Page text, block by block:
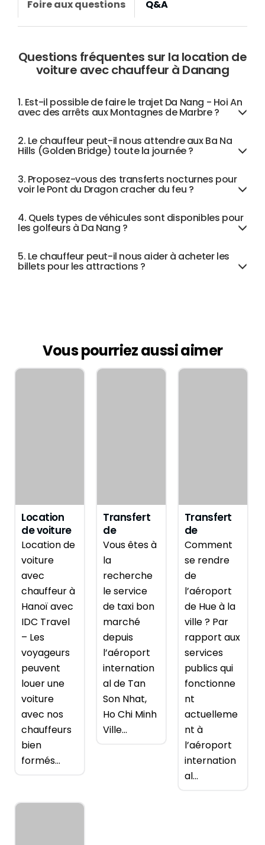
Foire aux questions Q&A
Questions fréquentes sur la location de
voiture avec chauffeur à Danang
1. Est-il possible de faire le trajet Da Nang - Hoi An
avec des arrêts aux Montagnes de Marbre ?
2. Le chauffeur peut-il nous attendre aux Ba Na
Hills (Golden Bridge) toute la journée ?
3. Proposez-vous des transferts nocturnes pour
voir le Pont du Dragon cracher du feu ?
4. Quels types de véhicules sont disponibles pour
les golfeurs à Da Nang ?
5. Le chauffeur peut-il nous aider à acheter les
billets pour les attractions ?
Vous pourriez aussi aimer
Location
de voiture
avec
chauffeur
Location de
voiture
avec
chauffeur à
Hanoï avec
IDC Travel
– Les
voyageurs
peuvent
louer une
voiture
avec nos
chauffeurs
bien
formés...
Transfert
de
l’aéroport
de Tan Son
Nhat,
Saïgon
Vous êtes à
la
recherche
le service
de taxi bon
marché
depuis
l’aéroport
internation
al de Tan
Son Nhat,
Ho Chi Minh
Ville...
Transfert
de
l’aéroport
de Phu Bai,
Hue
Comment
se rendre
de
l’aéroport
de Hue à la
ville ? Par
rapport aux
services
publics qui
fonctionne
nt
actuelleme
nt à
l’aéroport
internation
al...